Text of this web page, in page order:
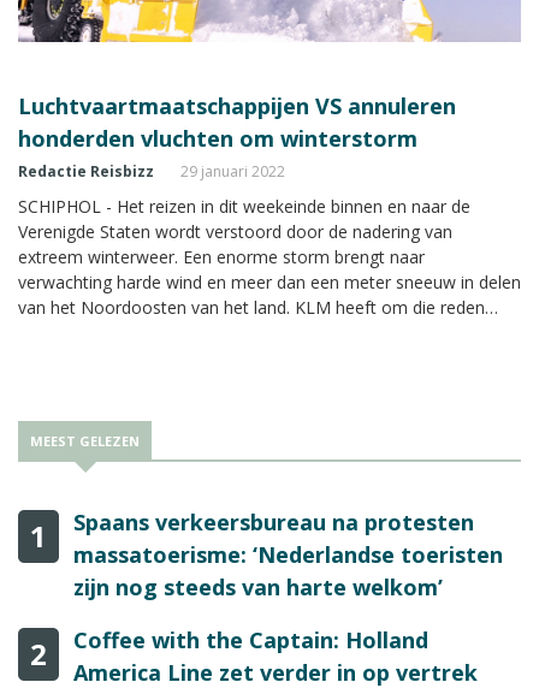
Luchtvaartmaatschappijen VS annuleren
honderden vluchten om winterstorm
Redactie Reisbizz 29 januari 2022
SCHIPHOL - Het reizen in dit weekeinde binnen en naar de
Verenigde Staten wordt verstoord door de nadering van
extreem winterweer. Een enorme storm brengt naar
verwachting harde wind en meer dan een meter sneeuw in delen
van het Noordoosten van het land. KLM heeft om die reden
MEEST GELEZEN
1
Spaans verkeersbureau na protesten
massatoerisme: ‘Nederlandse toeristen
zijn nog steeds van harte welkom’
2
Coffee with the Captain: Holland
America Line zet verder in op vertrek